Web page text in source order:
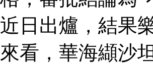
近日出爐，結果
來看，華海纈沙